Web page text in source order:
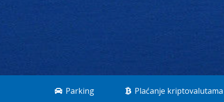
Parking Plaćanje kriptovalutama